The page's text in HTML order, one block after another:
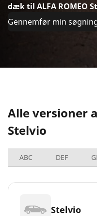
dæk til ALFA ROMEO
Gennemfør min
Alle versioner
Stelvio
ABC DEF
Stelvio